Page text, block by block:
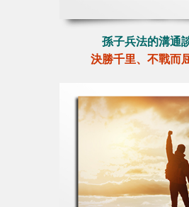
孫子兵法的溝通
決勝千里、不戰而